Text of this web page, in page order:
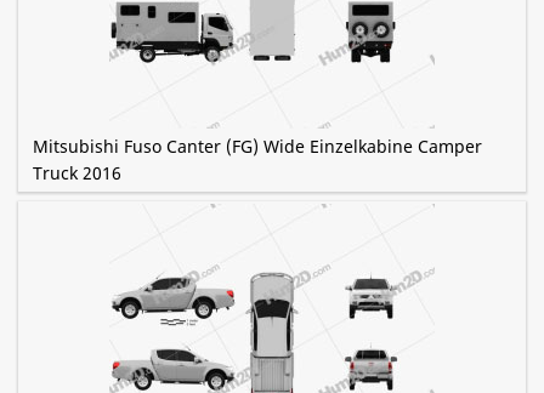
Mitsubishi Fuso Canter (FG) Wide Einzelkabine Camper
Truck 2016